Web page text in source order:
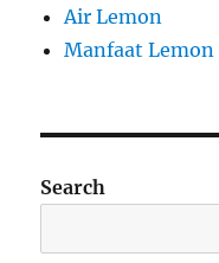
Air Lemon
Manfaat Lemon
Search